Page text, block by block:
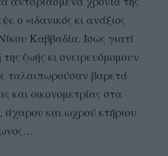
ο «ιδανικός κι ανάξιος
Καββαδία. Ίσως γιατί
ζωής κι ονειρευόμομουν
ταλαιπωρούσαν βαρετά
και οικονομετρίας στα
και ωχρού κτήριου